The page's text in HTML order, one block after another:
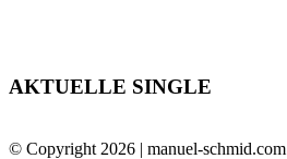
AKTUELLE SINGLE
© Copyright 2026 | manuel-schmid.com